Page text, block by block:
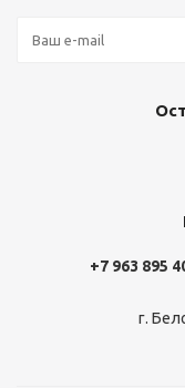
+7 963 895
г.